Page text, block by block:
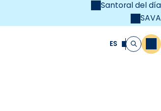
Santoral del día
SAVA
ES Buscar